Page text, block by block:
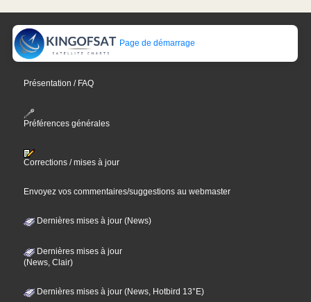
Page de démarrage
Présentation / FAQ
Préférences générales
Corrections / mises à jour
Envoyez vos commentaires/suggestions au webmaster
Dernières mises à jour (News)
Dernières mises à jour
(News, Clair)
Dernières mises à jour (News, Hotbird 13°E)